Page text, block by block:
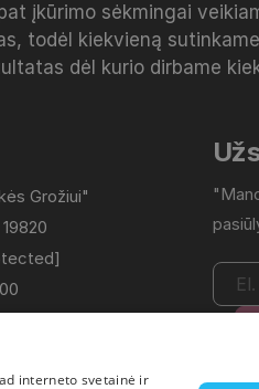
įkūrimo sėkmingai
todėl kiekvieną
dėl kurio dirbame
Grožiui"
interneto svetainė ir